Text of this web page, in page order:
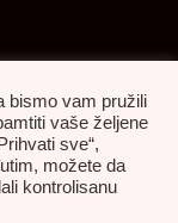
bismo vam pružili
vaše željene
sve“,
možete da
kontrolisanu